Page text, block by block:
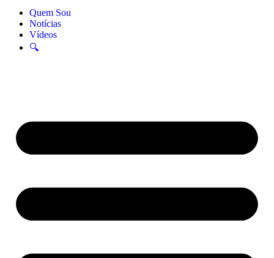
Quem Sou
Notícias
Vídeos
🔍